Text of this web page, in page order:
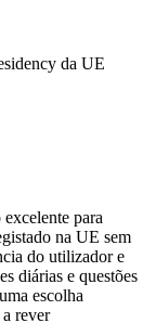
da UE
para
na UE sem
do utilizador e
diárias e questões
escolha
rever